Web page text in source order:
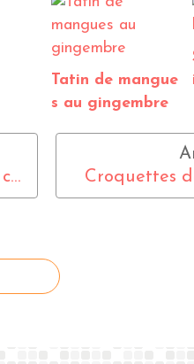
Tatin de mangue
s au gingembre
Risotto à la tomate et à la chair à saucisses Croquettes